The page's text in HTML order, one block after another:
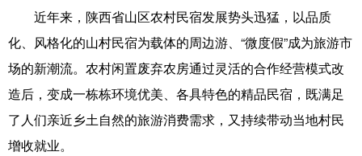
文化产业
地方频道
北京
近年来，陕西省山区农村民宿发展势头迅猛，以品质
化、风格化的山村民宿为载体的周边游、“微度假”成为旅游市
场的新潮流。农村闲置废弃农房通过灵活的合作经营模式改
造后，变成一栋栋环境优美、各具特色的精品民宿，既满足
了人们亲近乡土自然的旅游消费需求，又持续带动当地村民
增收就业。